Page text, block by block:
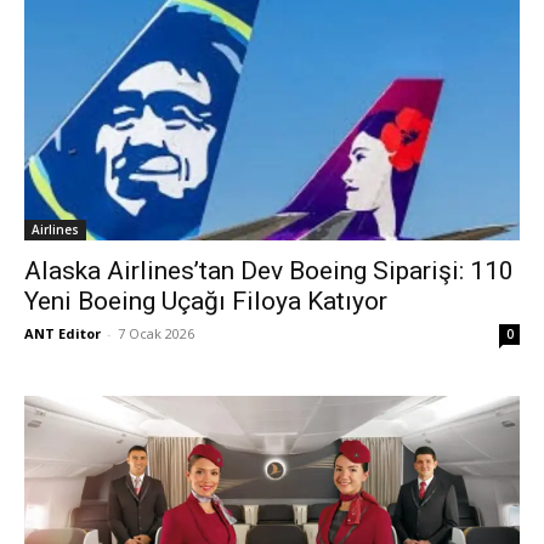
Airlines
Alaska Airlines’tan Dev Boeing Siparişi: 110
Yeni Boeing Uçağı Filoya Katıyor
ANT Editor - 7 Ocak 2026 0